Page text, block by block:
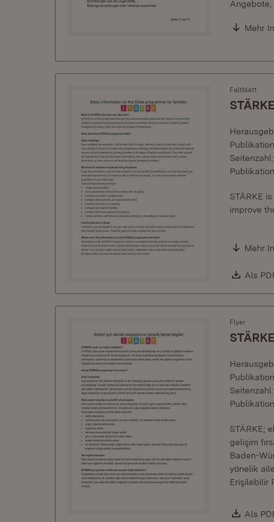
Angebote,
Mehr
Faltblatt
Seitenzahl:
STÄRKE
improve
Mehr
Als
Flyer
Seitenzahl:
STÄRKE;
gelişim
Baden-
yönelik
Erişilebilir
Als